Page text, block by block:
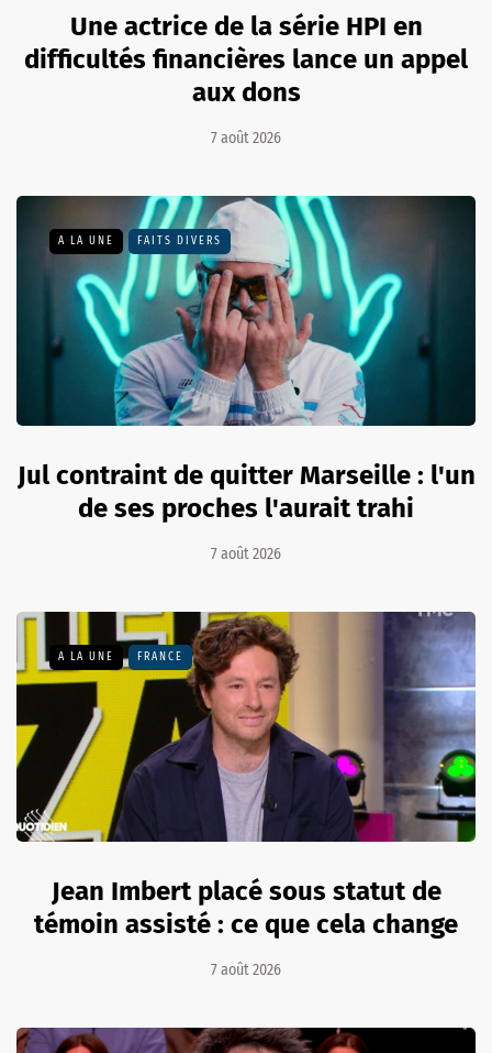
Une actrice de la série HPI en
difficultés financières lance un appel
aux dons
7 août 2026
A LA UNE FAITS DIVERS
Jul contraint de quitter Marseille : l'un
de ses proches l'aurait trahi
7 août 2026
A LA UNE FRANCE
Jean Imbert placé sous statut de
témoin assisté : ce que cela change
7 août 2026